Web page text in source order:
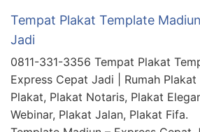
Tempat Plakat Template
Jadi
0811-331-3356 Tempat Plakat
Express Cepat Jadi | Rumah Plakat
Plakat, Plakat Notaris, Plakat
Webinar, Plakat Jalan, Plakat